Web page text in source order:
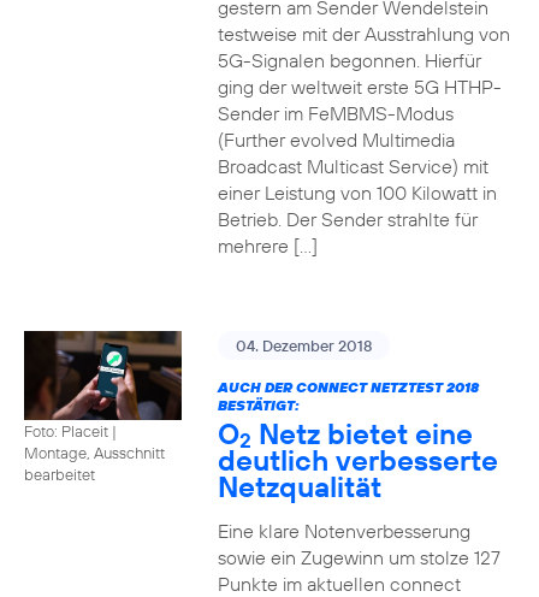
gestern am Sender Wendelstein
testweise mit der Ausstrahlung von
5G-Signalen begonnen. Hierfür
ging der weltweit erste 5G HTHP-
Sender im FeMBMS-Modus
(Further evolved Multimedia
Broadcast Multicast Service) mit
einer Leistung von 100 Kilowatt in
Betrieb. Der Sender strahlte für
mehrere […]
Foto: Placeit |
Montage, Ausschnitt
bearbeitet
04. Dezember 2018
AUCH DER CONNECT NETZTEST 2018
BESTÄTIGT:
O2 Netz bietet eine
deutlich verbesserte
Netzqualität
Eine klare Notenverbesserung
sowie ein Zugewinn um stolze 127
Punkte im aktuellen connect